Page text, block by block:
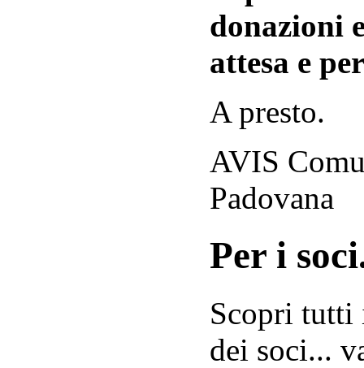
donazioni
attesa e
A presto.
AVIS
Padovana
Per i
Scopri tutti
dei soci...